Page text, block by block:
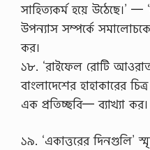
সাহিত্যকর্ম হয়ে উঠেছে।’
উপন্যাস সম্পর্কে
কর।
১৮. ‘রাইফেল রোটি
বাংলাদেশের হাহাকারের
এক প্রতিচ্ছবি— ব্যাখ্যা কর।
১৯. ‘একাত্তরের দিনগুলি’